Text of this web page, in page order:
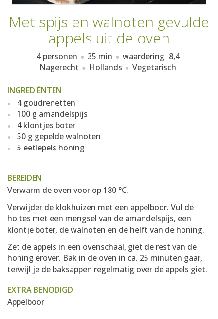
Met spijs en walnoten gevulde
appels uit de oven
4 personen 35 min waardering 8,4
Nagerecht
Hollands Vegetarisch
INGREDIËNTEN
4 goudrenetten
100 g amandelspijs
4 klontjes boter
50 g gepelde walnoten
5 eetlepels honing
BEREIDEN
Verwarm de oven voor op 180 °C.
Verwijder de klokhuizen met een appelboor. Vul de
holtes met een mengsel van de amandelspijs, een
klontje boter, de walnoten en de helft van de honing.
Zet de appels in een ovenschaal, giet de rest van de
honing erover. Bak in de oven in ca. 25 minuten gaar,
terwijl je de baksappen regelmatig over de appels giet.
EXTRA BENODIGD
Appelboor